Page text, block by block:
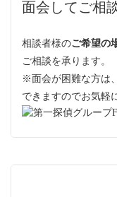
面会してご相
相談者様のご希望の
ご相談を承ります。
※面会が困難な方は
できますのでお気軽